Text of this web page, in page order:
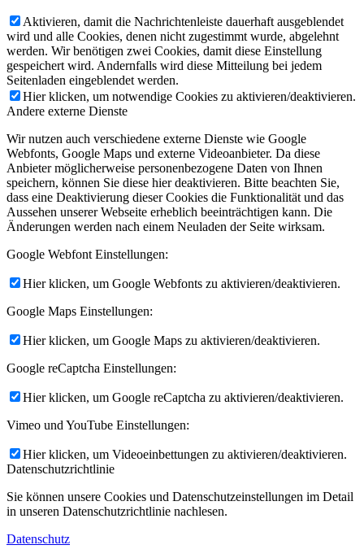
Aktivieren, damit die Nachrichtenleiste dauerhaft ausgeblendet
wird und alle Cookies, denen nicht zugestimmt wurde, abgelehnt
werden. Wir benötigen zwei Cookies, damit diese Einstellung
gespeichert wird. Andernfalls wird diese Mitteilung bei jedem
Seitenladen eingeblendet werden.
Hier klicken, um notwendige Cookies zu aktivieren/deaktivieren.
Andere externe Dienste
Wir nutzen auch verschiedene externe Dienste wie Google
Webfonts, Google Maps und externe Videoanbieter. Da diese
Anbieter möglicherweise personenbezogene Daten von Ihnen
speichern, können Sie diese hier deaktivieren. Bitte beachten Sie,
dass eine Deaktivierung dieser Cookies die Funktionalität und das
Aussehen unserer Webseite erheblich beeinträchtigen kann. Die
Änderungen werden nach einem Neuladen der Seite wirksam.
Google Webfont Einstellungen:
Hier klicken, um Google Webfonts zu aktivieren/deaktivieren.
Google Maps Einstellungen:
Hier klicken, um Google Maps zu aktivieren/deaktivieren.
Google reCaptcha Einstellungen:
Hier klicken, um Google reCaptcha zu aktivieren/deaktivieren.
Vimeo und YouTube Einstellungen:
Hier klicken, um Videoeinbettungen zu aktivieren/deaktivieren.
Datenschutzrichtlinie
Sie können unsere Cookies und Datenschutzeinstellungen im Detail
in unseren Datenschutzrichtlinie nachlesen.
Datenschutz